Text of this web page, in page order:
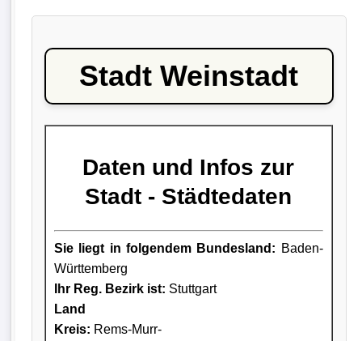
Stadt Weinstadt
Daten und Infos zur
Stadt - Städtedaten
Sie liegt in folgendem Bundesland: Baden-
Württemberg
Ihr Reg. Bezirk ist: Stuttgart
Land
Kreis: Rems-Murr-